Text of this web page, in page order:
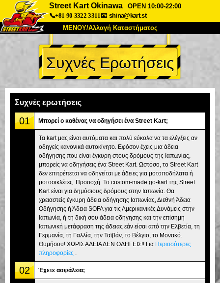
Street Kart Okinawa
OPEN 10:00-22:00
📞+81-90-3322-3311📧 shina@kart.st
ΜΕΝΟΥ/Αλλαγή Καταστήματος
ΚΥΡΙΩΣ
Σχετικά Προδιαγραφές Τιμές
Συχνές Ερωτήσεις
Εταιρεία
Αλλαγή Καταστήματος
Τόκιο Σινάγαουα #1 Τόκιο Ακίχαμπαρα #1
Τόκιο Ακίχαμπαρα #2 Τόκιο Σιμπούγια
Τόκιο Σιμπούγια Annex Τόκιο Κόλπος
Τόκιο Ασακούσα Οσάκα
Οκινάουα
Συχνές Ερωτήσεις
Συχνές ερωτήσεις
01 Μπορεί ο καθένας να οδηγήσει ένα Street Kart;
Τα kart μας είναι αυτόματα και πολύ εύκολα να τα ελέγξεις αν
οδηγείς κανονικά αυτοκίνητο. Εφόσον έχεις μια άδεια
οδήγησης που είναι έγκυρη στους δρόμους της Ιαπωνίας,
μπορείς να οδηγήσεις ένα Street Kart. Ωστόσο, το Street Kart
δεν επιτρέπεται να οδηγείται με άδειες για μοτοποδήλατα ή
μοτοσικλέτες. Προσοχή: Το custom-made go-kart της Street
Kart είναι για δημόσιους δρόμους στην Ιαπωνία. Θα
χρειαστείς έγκυρη άδεια οδήγησης Ιαπωνίας, Διεθνή Άδεια
Οδήγησης ή Άδεια SOFA για τις Αμερικανικές Δυνάμεις στην
Ιαπωνία, ή τη δική σου άδεια οδήγησης και την επίσημη
Ιαπωνική μετάφραση της άδειας εάν είσαι από την Ελβετία, τη
Γερμανία, τη Γαλλία, την Ταϊβάν, το Βέλγιο, το Μονακό.
Θυμήσου! ΧΩΡΙΣ ΑΔΕΙΑ ΔΕΝ ΟΔΗΓΕΙΣ!! Για Περισσότερες
πληροφορίες
02 Έχετε ασφάλεια;